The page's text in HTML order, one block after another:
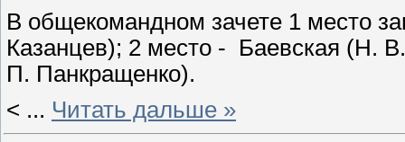
В общекомандном зачете 1 место
Казанцев); 2 место - Баевская (Н.
П. Панкращенко).
< ... Читать дальше »